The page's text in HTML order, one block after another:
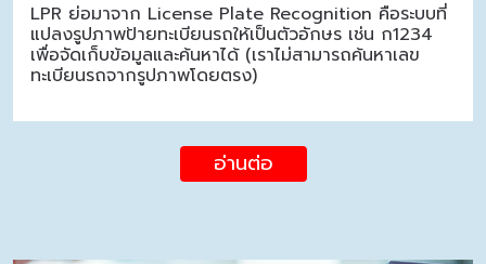
LPR ย่อมาจาก License Plate Recognition คือระบบที่
แปลงรูปภาพป้ายทะเบียนรถให้เป็นตัวอักษร เช่น ก1234
เพื่อจัดเก็บข้อมูลและค้นหาได้ (เราไม่สามารถค้นหาเลข
ทะเบียนรถจากรูปภาพโดยตรง)
อ่านต่อ